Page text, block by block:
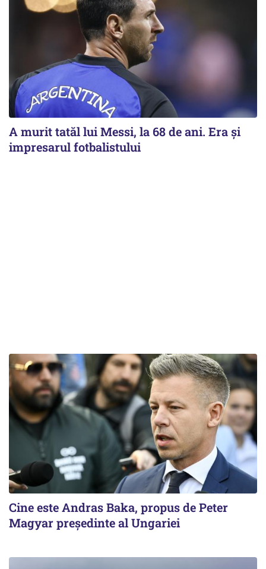
A murit tatăl lui Messi, la 68 de ani. Era și
impresarul fotbalistului
Cine este Andras Baka, propus de Peter
Magyar președinte al Ungariei